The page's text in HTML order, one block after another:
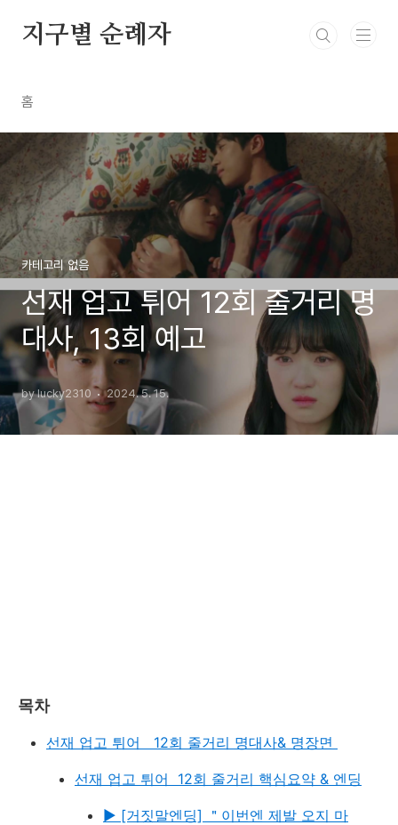
지구별 순례자
홈
카테고리 없음
선재 업고 튀어 12회 줄거리 명
대사, 13회 예고
by lucky2310 2024. 5. 15.
목차
선재 업고 튀어 12회 줄거리 명대사& 명장면
선재 업고 튀어 12회 줄거리 핵심요약 & 엔딩
▶ [거짓말엔딩] ＂이번엔 제발 오지 마